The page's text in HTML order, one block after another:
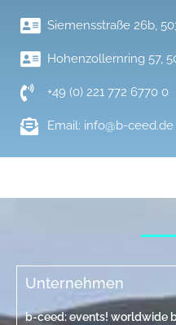
Siemensstraße 26b,
Hohenzollernring 57,
+49 (0) 221 772 6770 0
Email: info@b-ceed.de
Unternehmen
b-ceed: events! worldwide